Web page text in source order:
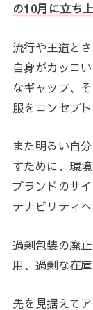
の10月に立ち
流行や王道と
自身がカッコ
なギャップ、
服をコンセプ
また明るい自
すために、環
ブランドのサ
テナビリティ
過剰包装の廃
用、過剰な在
先を見据えて